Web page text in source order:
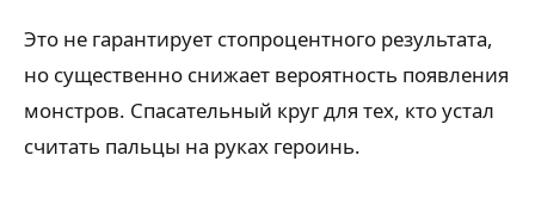
Это не гарантирует стопроцентного результата,
но существенно снижает вероятность появления
монстров. Спасательный круг для тех, кто устал
считать пальцы на руках героинь.